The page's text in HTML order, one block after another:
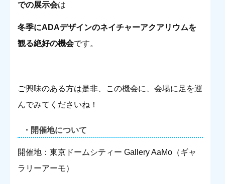
での展示会は
冬季にADAデザインのネイチャーアクアリウムを
観る絶好の機会です。
ご興味のある方は是非、この機会に、会場に足を運
んでみてくださいね！
・開催地について
開催地：東京ドームシティー Gallery AaMo（ギャ
ラリーアーモ）